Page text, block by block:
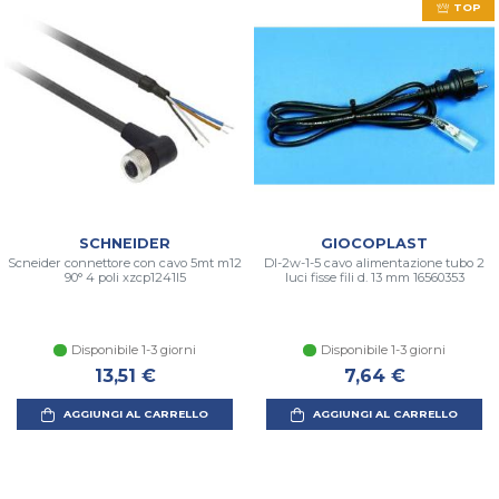
SCHNEIDER
Scneider connettore con cavo 5mt m12
90° 4 poli xzcp1241l5
Disponibile 1-3 giorni
13,51 €
AGGIUNGI AL CARRELLO
TOP
GIOCOPLAST
Dl-2w-1-5 cavo alimentazione tubo 2
luci fisse fili d. 13 mm 16560353
Disponibile 1-3 giorni
7,64 €
AGGIUNGI AL CARRELLO